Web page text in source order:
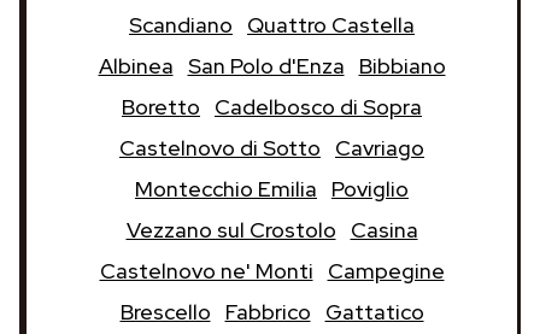
Scandiano
Quattro Castella
Albinea San Polo d'Enza
Bibbiano
Boretto
Cadelbosco di Sopra
Castelnovo di Sotto
Cavriago
Montecchio Emilia
Poviglio
Vezzano sul Crostolo
Casina
Castelnovo ne' Monti
Campegine
Brescello
Fabbrico
Gattatico